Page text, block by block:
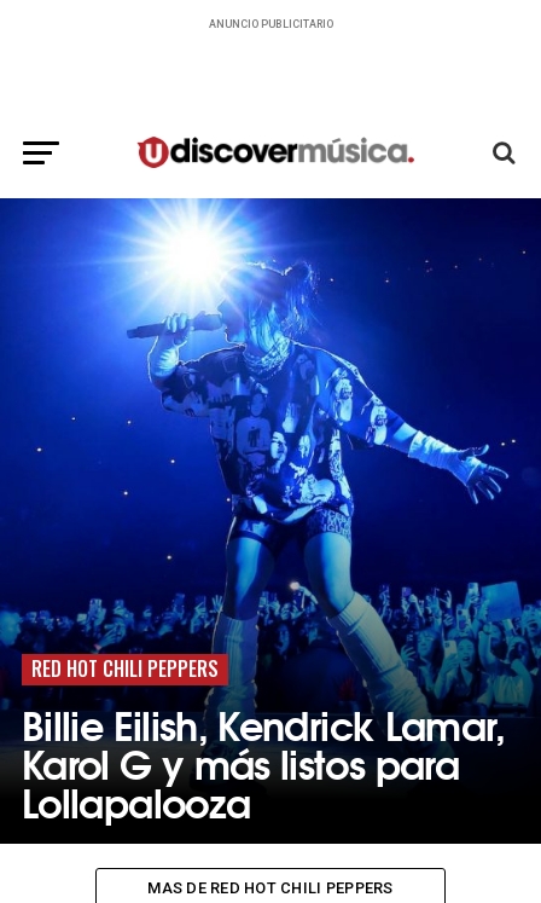
ANUNCIO PUBLICITARIO
RED HOT CHILI PEPPERS
Billie Eilish, Kendrick Lamar,
Karol G y más listos para
Lollapalooza
MAS DE RED HOT CHILI PEPPERS